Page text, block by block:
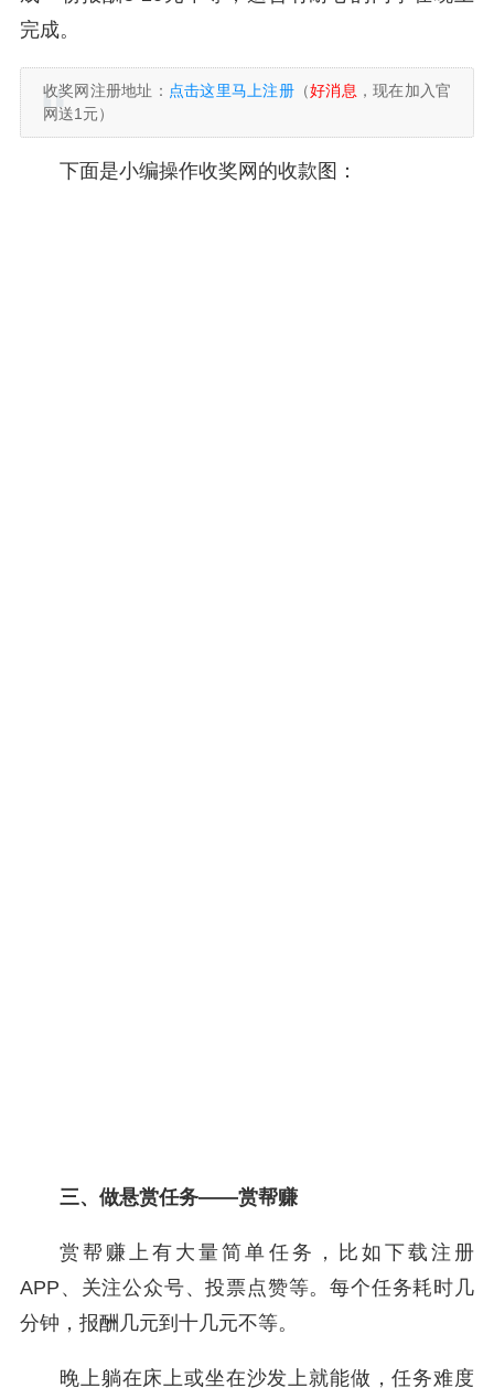
完成。
收奖网注册地址： 点击这里马上注册（好消息 ，现在加入官
网送1元）
下面是小编操作收奖网的收款图：
三、做悬赏任务——赏帮赚
赏帮赚上有大量简单任务，比如下载注册
APP、关注公众号、投票点赞等。每个任务耗时几
分钟，报酬几元到十几元不等。
晚上躺在床上或坐在沙发上就能做，任务难度